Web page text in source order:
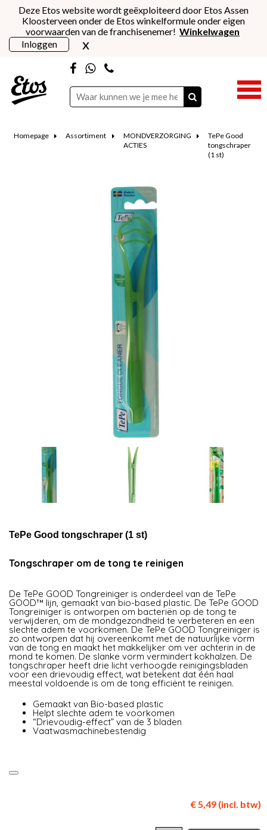
Deze Etos website wordt geëxploiteerd door Etos Assen
Kloosterveen onder de Etos winkelformule onder eigen
voorwaarden van de franchisenemer! Winkelwagen
Inloggen
x
Homepage Assortiment
MONDVERZORGING
ACTIES
TePe Good
tongschraper
(1 st)
TePe Good tongschraper (1 st)
Tongschraper om de tong te reinigen
De TePe GOOD Tongreiniger is onderdeel van de TePe
GOOD™ lijn, gemaakt van bio-based plastic. De TePe GOOD
Tongreiniger is ontworpen om bacteriën op de tong te
verwijderen, om de mondgezondheid te verbeteren en een
slechte adem te voorkomen. De TePe GOOD Tongreiniger is
zo ontworpen dat hij overeenkomt met de natuurlijke vorm
van de tong en maakt het makkelijker om ver achterin in de
mond te komen. De slanke vorm vermindert kokhalzen. De
tongschraper heeft drie licht verhoogde reinigingsbladen
voor een drievoudig effect, wat betekent dat één haal
meestal voldoende is om de tong efficiënt te reinigen.
Gemaakt van Bio-based plastic
Helpt slechte adem te voorkomen
“Drievoudig-effect” van de 3 bladen
Vaatwasmachinebestendig
€ 5,49 (incl. btw)